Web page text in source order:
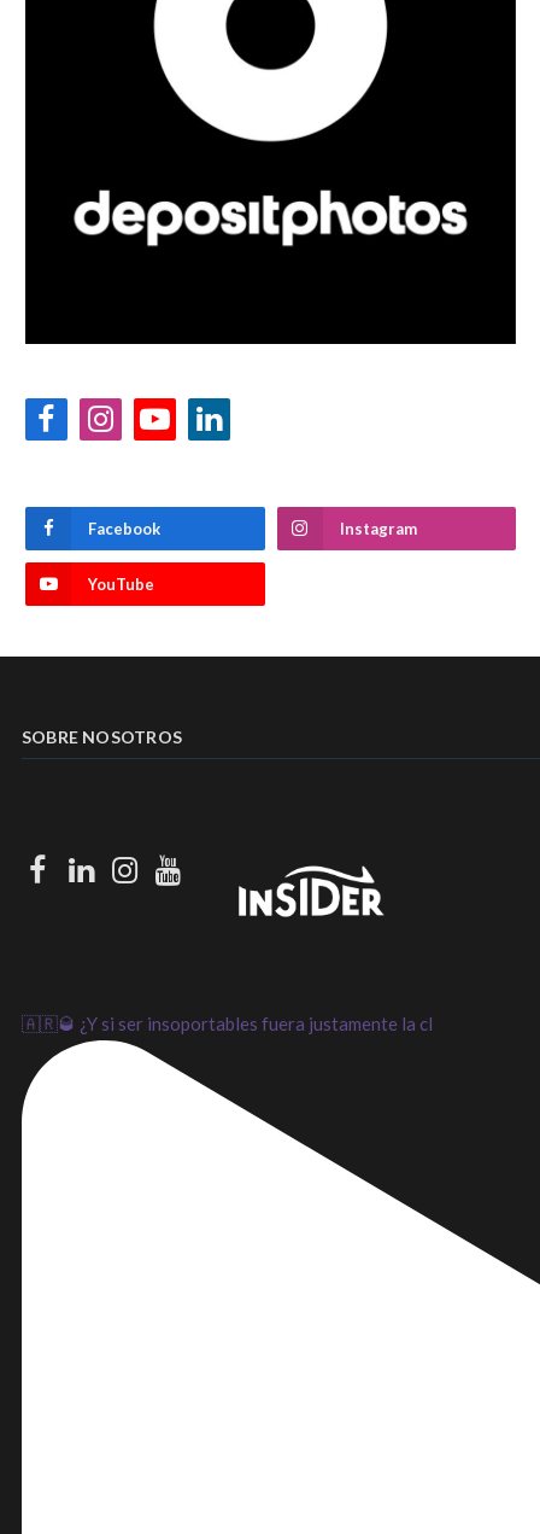
FacebookInstagramYouTubeLinkedIn
Facebook Instagram
YouTube
SOBRE NOSOTROS
Facebook
LinkedIn
Instagram
Youtube
🇦🇷🥃 ¿Y si ser insoportables fuera justamente la cl